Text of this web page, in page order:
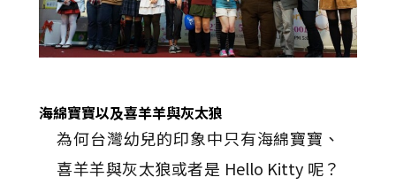
海綿寶寶以及喜羊羊與灰太狼
為何台灣幼兒的印象中只有海綿寶寶、
喜羊羊與灰太狼或者是 Hello Kitty 呢？